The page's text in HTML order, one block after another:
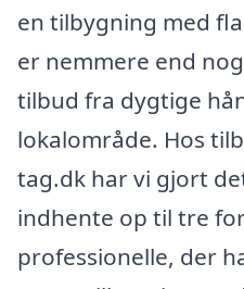
en tilbygning med
er nemmere end
tilbud fra dygtige
lokalområde. Hos
tag.dk har vi gjort
indhente op til tre
professionelle, der